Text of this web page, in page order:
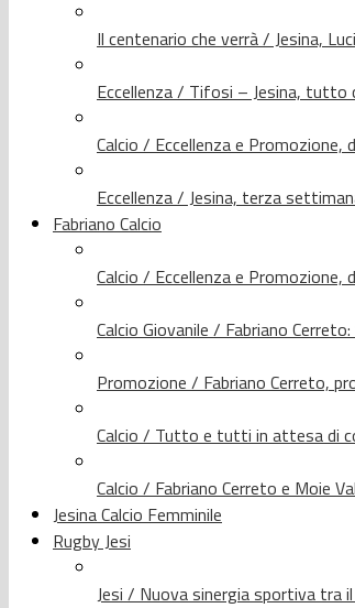
Il centenario che verrà / Jesina,
Eccellenza / Tifosi – Jesina, tutto
Calcio / Eccellenza e Promozione,
Eccellenza / Jesina, terza
Fabriano Calcio
Calcio / Eccellenza e Promozione,
Calcio Giovanile / Fabriano
Promozione / Fabriano Cerreto,
Calcio / Tutto e tutti in attesa di
Calcio / Fabriano Cerreto e Moie
Jesina Calcio Femminile
Rugby Jesi
Jesi / Nuova sinergia sportiva tra